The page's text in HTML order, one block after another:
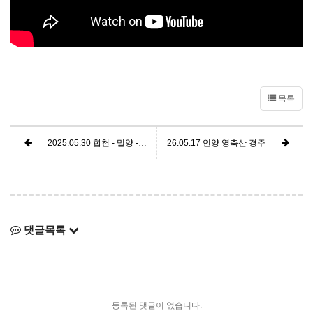
목록
2025.05.30 합천 - 밀양 - 양산 - 언양 26.05.17 언양 영축산 경주
댓글목록
등록된 댓글이 없습니다.